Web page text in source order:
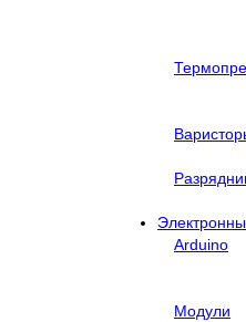
Arduino
Модули